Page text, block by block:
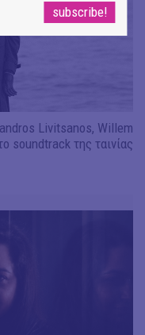
Livitsanos, Willem
soundtrack της ταινίας